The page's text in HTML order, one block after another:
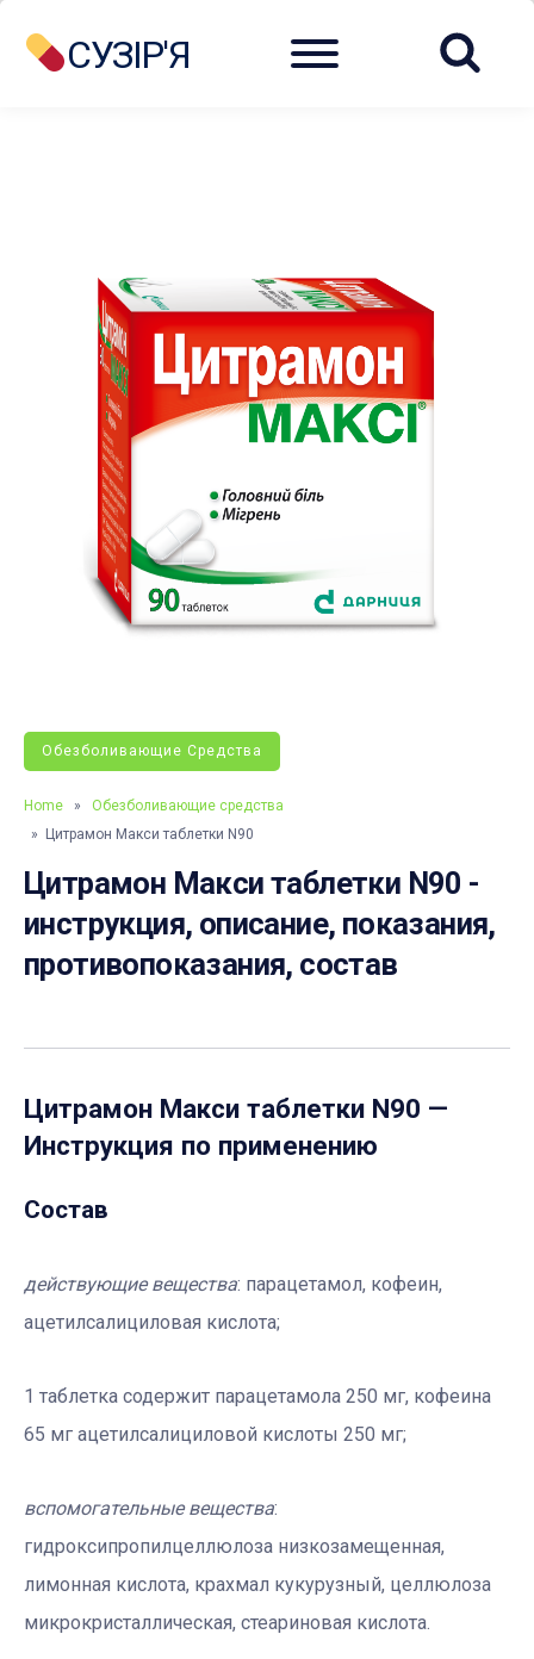
СУЗІР'Я Menu
Обезболивающие Средства
Home »
Обезболивающие средства
» Цитрамон Макси таблетки N90
Цитрамон Макси таблетки N90 -
инструкция, описание, показания,
противопоказания, состав
Цитрамон Макси таблетки N90 —
Инструкция по применению
Состав
действующие вещества: парацетамол, кофеин,
ацетилсалициловая кислота;
1 таблетка содержит парацетамола 250 мг, кофеина
65 мг ацетилсалициловой кислоты 250 мг;
вспомогательные вещества:
гидроксипропилцеллюлоза низкозамещенная,
лимонная кислота, крахмал кукурузный, целлюлоза
микрокристаллическая, стеариновая кислота.